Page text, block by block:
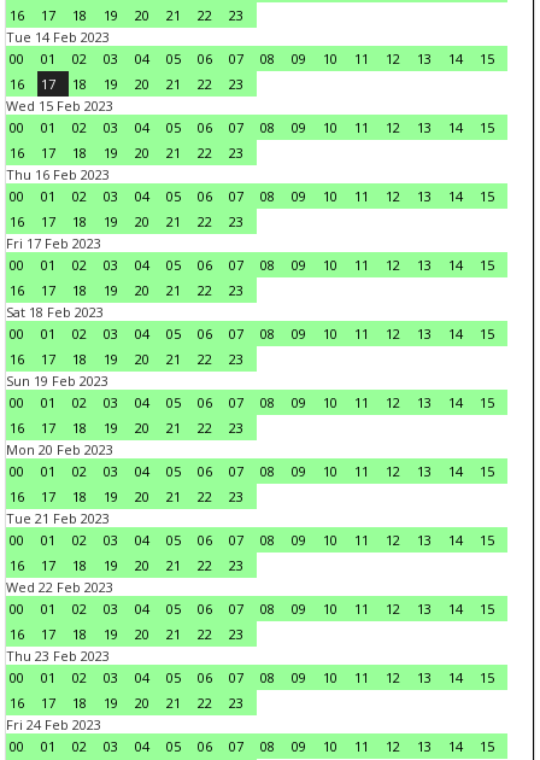
16
17 18 19 20 21 22
23
Tue 14 Feb 2023
00
01 02 03 04 05 06 07 08 09 10 11 12 13 14
15
16
17 18 19 20 21 22
23
Wed 15 Feb 2023
00
01 02 03 04 05 06 07 08 09 10 11 12 13 14
15
16
17 18 19 20 21 22
23
Thu 16 Feb 2023
00
01 02 03 04 05 06 07 08 09 10 11 12 13 14
15
16
17 18 19 20 21 22
23
Fri 17 Feb 2023
00
01 02 03 04 05 06 07 08 09 10 11 12 13 14
15
16
17 18 19 20 21 22
23
Sat 18 Feb 2023
00
01 02 03 04 05 06 07 08 09 10 11 12 13 14
15
16
17 18 19 20 21 22
23
Sun 19 Feb 2023
00
01 02 03 04 05 06 07 08 09 10 11 12 13 14
15
16
17 18 19 20 21 22
23
Mon 20 Feb 2023
00
01 02 03 04 05 06 07 08 09 10 11 12 13 14
15
16
17 18 19 20 21 22
23
Tue 21 Feb 2023
00
01 02 03 04 05 06 07 08 09 10 11 12 13 14
15
16
17 18 19 20 21 22
23
Wed 22 Feb 2023
00
01 02 03 04 05 06 07 08 09 10 11 12 13 14
15
16
17 18 19 20 21 22
23
Thu 23 Feb 2023
00
01 02 03 04 05 06 07 08 09 10 11 12 13 14
15
16
17 18 19 20 21 22
23
Fri 24 Feb 2023
00
01 02 03 04 05 06 07 08 09 10 11 12 13 14
15